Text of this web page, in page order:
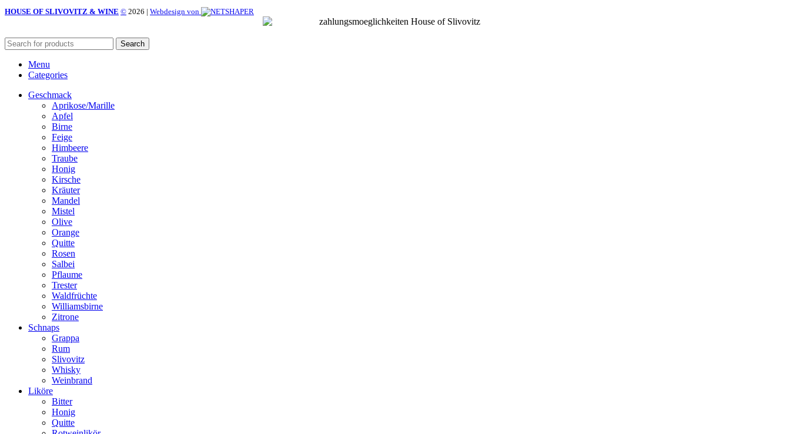
HOUSE OF SLIVOVITZ & WINE © 2026 | Webdesign von
Search
Menu
Categories
Geschmack
Aprikose/Marille
Apfel
Birne
Feige
Himbeere
Traube
Honig
Kirsche
Kräuter
Mandel
Mistel
Olive
Orange
Quitte
Rosen
Salbei
Pflaume
Trester
Waldfrüchte
Williamsbirne
Zitrone
Schnaps
Grappa
Rum
Slivovitz
Whisky
Weinbrand
Liköre
Bitter
Honig
Quitte